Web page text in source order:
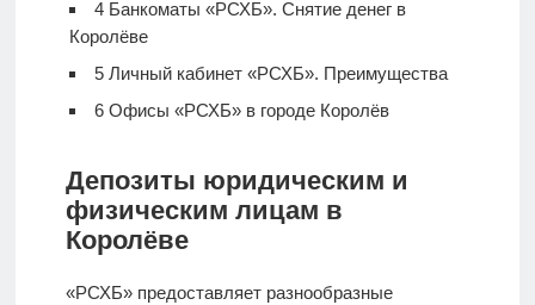
4Банкоматы «РСХБ». Снятие денег в
Королёве
5Личный кабинет «РСХБ». Преимущества
6Офисы «РСХБ» в городе Королёв
Депозиты юридическим и
физическим лицам в
Королёве
«РСХБ» предоставляет разнообразные